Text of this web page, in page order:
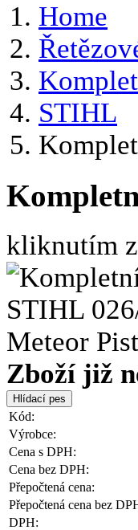
Home
STIHL
kliknutím
Zboží již
Kód:
Výrobce:
Cena s DPH:
Cena bez DPH:
Přepočtená cena:
Přepočtená cena bez
DPH: